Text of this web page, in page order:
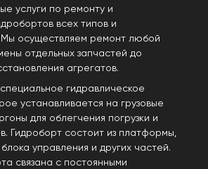
услуги по ремонту и
всех типов и
Мы осуществляем ремонт любой
отдельных запчастей до
агрегатов.
гидравлическое
устанавливается на грузовые
для облегчения погрузки и
Гидроборт состоит из платформы,
управления и других частей.
связана с постоянными